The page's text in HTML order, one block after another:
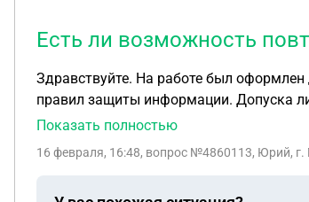
Есть ли возможность
Здравствуйте. На работе был
правил защиты информации. Допуска
препятствия?
Показать полностью
16 февраля, 16:48, вопрос №4860113, Юрий, г.